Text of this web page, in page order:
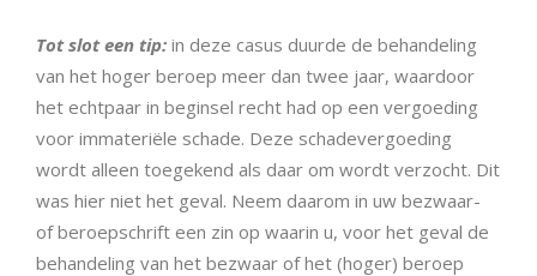
Tot slot een tip: in deze casus duurde de behandeling
van het hoger beroep meer dan twee jaar, waardoor
het echtpaar in beginsel recht had op een vergoeding
voor immateriële schade. Deze schadevergoeding
wordt alleen toegekend als daar om wordt verzocht. Dit
was hier niet het geval. Neem daarom in uw bezwaar-
of beroepschrift een zin op waarin u, voor het geval de
behandeling van het bezwaar of het (hoger) beroep